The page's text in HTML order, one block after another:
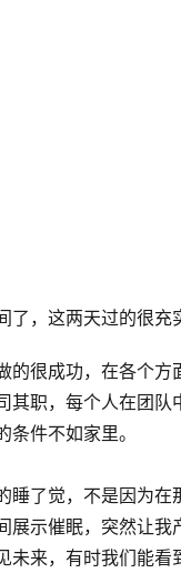
，这两天过的很充
的很成功，在各个
其职，每个人在团
件不如家里。
睡了觉，不是因为
展示催眠，突然让
未来，有时我们能